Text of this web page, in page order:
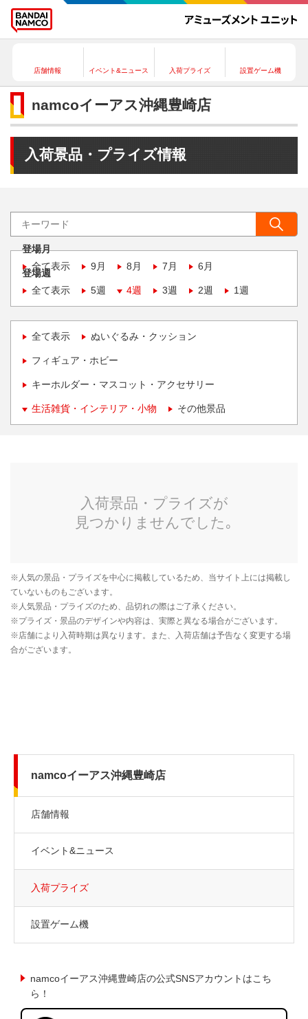
店舗情報 イベント&ニュース 入荷プライズ 設置ゲーム機
namcoイーアス沖縄豊崎店
入荷景品・プライズ情報
登場月
全て表示
9月 8月 7月 6月
登場週
全て表示
5週 4週 3週 2週 1週
全て表示 ぬいぐるみ・クッション
フィギュア・ホビー
キーホルダー・マスコット・アクセサリー
生活雑貨・インテリア・小物 その他景品
namcoイーアス沖縄豊崎店
店舗情報
イベント&ニュース
入荷プライズ
設置ゲーム機
namcoイーアス沖縄豊崎店の公式SNSアカウントはこち
ら！